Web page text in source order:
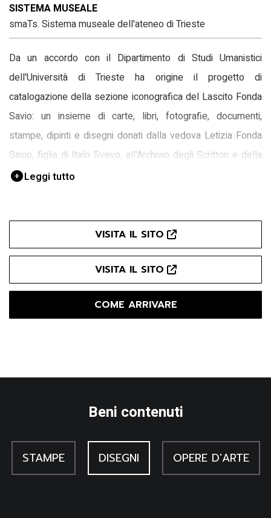
SISTEMA MUSEALE
smaTs. Sistema museale dell'ateneo di Trieste
Da un accordo con il Dipartimento di Studi Umanistici
dell'Università di Trieste ha origine il progetto di
catalogazione della sezione iconografica del Lascito Fonda
Savio: un insieme di carte, libri, fotografie, documenti,
stampe, dipinti e disegni donati dalla vedova Letizia Fonda
Savio, figlia di Italo Svevo, all'Archivio degli Scrittori e della
cultura regionale.
Antonio Fonda Savio
Nel 2014 è stato avviato il quarto progetto di catalogazione
nel SIRPAC dedicato alla raccolta iconografica del lascito
Antonio Fonda Savio conservato nell’Archivio degli Scrittori e
della cultura regionale presso il Dipartimento di Studi
Leggi tutto
VISITA IL SITO
VISITA IL SITO
COME ARRIVARE
Beni contenuti
STAMPE DISEGNI OPERE D'ARTE